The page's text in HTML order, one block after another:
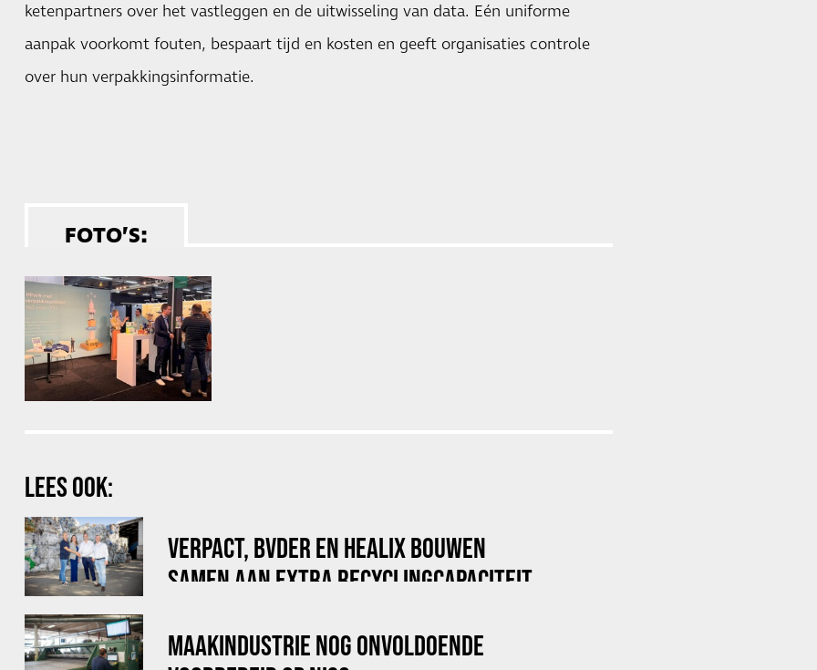
ketenpartners over het vastleggen en de uitwisseling van data. Eén uniforme
aanpak voorkomt fouten, bespaart tijd en kosten en geeft organisaties controle
over hun verpakkingsinformatie.
FOTO’S:
LEES OOK:
VERPACT, BVDER EN HEALIX BOUWEN
SAMEN AAN EXTRA RECYCLINGCAPACITEIT
MAAKINDUSTRIE NOG ONVOLDOENDE